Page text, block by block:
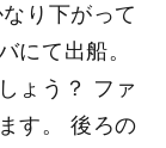
り下がって
にて出船。
ょう？ ファ
す。 後ろの